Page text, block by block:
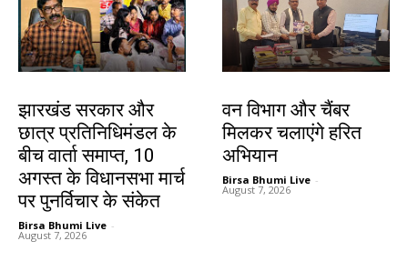
झारखंड सरकार और
छात्र प्रतिनिधिमंडल के
बीच वार्ता समाप्त, 10
अगस्त के विधानसभा मार्च
पर पुनर्विचार के संकेत
Birsa Bhumi Live -
August 7, 2026
वन विभाग और चैंबर
मिलकर चलाएंगे हरित
अभियान
Birsa Bhumi Live -
August 7, 2026